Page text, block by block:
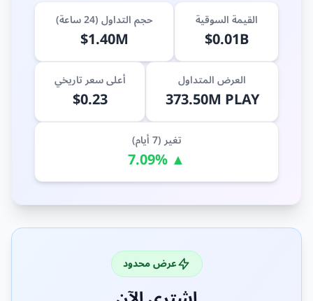
القيمة السوقية
$0.01B
حجم التداول (24 ساعة)
$1.40M
العرض المتداول
373.50M PLAY
أعلى سعر تاريخي
$0.23
تغير (7 أيام)
▲ 7.09%
عرض محدود